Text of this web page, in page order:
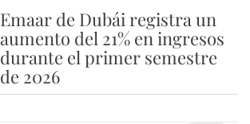
Emaar de Dubái registra un
aumento del 21% en ingresos
durante el primer semestre
de 2026